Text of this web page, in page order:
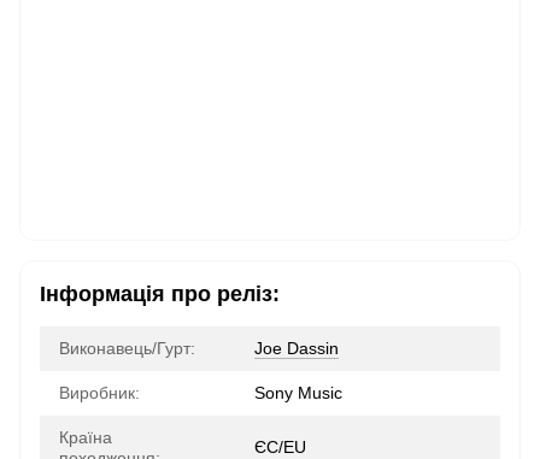
Інформація про реліз:
Виконавець/Гурт: Joe Dassin
Виробник: Sony Music
Країна
ЄС/EU